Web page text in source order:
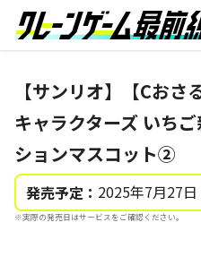
【サンリオ】【Cお
キャラクターズ いち
ションマスコット②
発売予定： 2025年7月27
※実際の発売日はサービスをご確認ください。